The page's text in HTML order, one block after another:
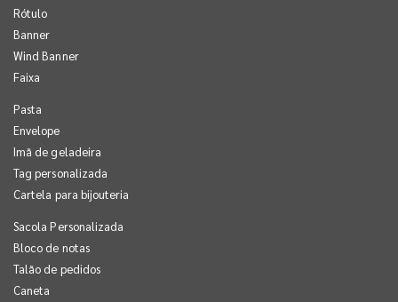
Rótulo
Banner
Wind Banner
Faixa
Pasta
Envelope
Imã de geladeira
Tag personalizada
Cartela para bijouteria
Sacola Personalizada
Bloco de notas
Talão de pedidos
Caneta